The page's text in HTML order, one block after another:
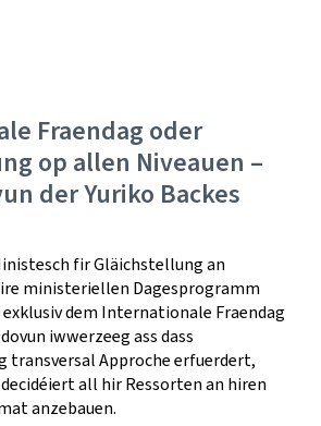
Fraendag oder
op allen Niveauen –
der Yuriko Backes
fir Gläichstellung an
ministeriellen Dagesprogramm
exklusiv dem Internationale Fraendag
iwwerzeeg ass dass
transversal Approche erfuerdert,
all hir Ressorten an hiren
anzebauen.